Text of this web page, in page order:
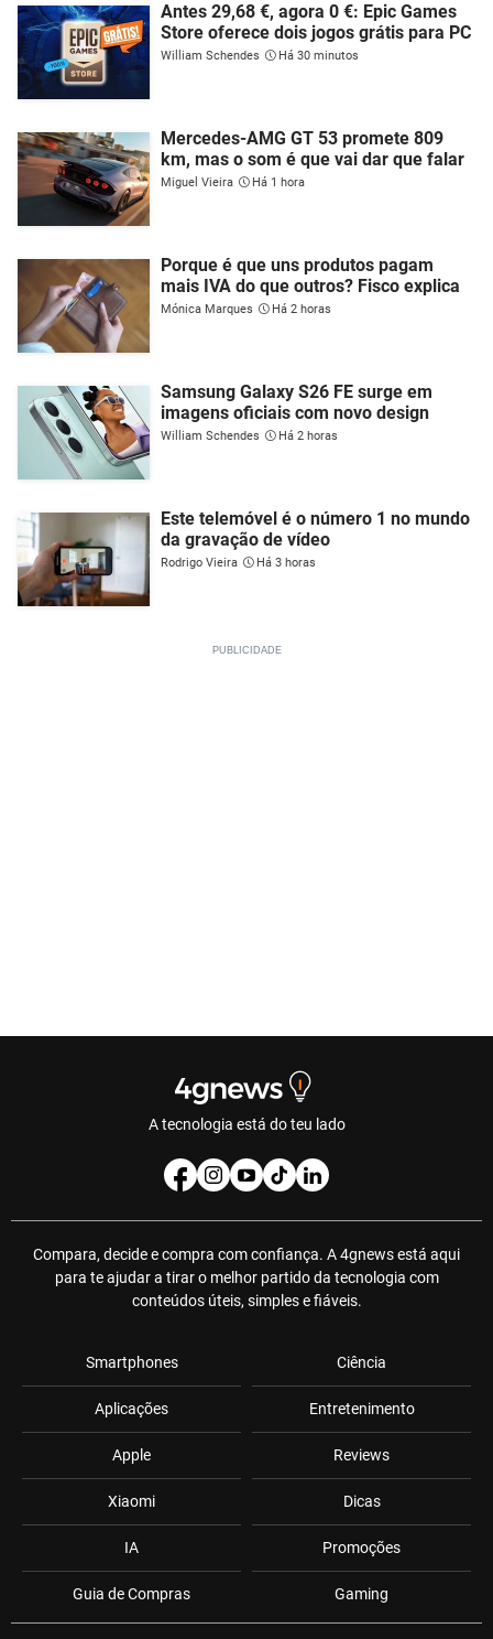
Antes 29,68 €, agora 0 €: Epic Games
Store oferece dois jogos grátis para PC
William Schendes Há 30 minutos
Mercedes-AMG GT 53 promete 809
km, mas o som é que vai dar que falar
Miguel Vieira Há 1 hora
Porque é que uns produtos pagam
mais IVA do que outros? Fisco explica
Mónica Marques Há 2 horas
Samsung Galaxy S26 FE surge em
imagens oficiais com novo design
William Schendes Há 2 horas
Este telemóvel é o número 1 no mundo
da gravação de vídeo
Rodrigo Vieira Há 3 horas
A tecnologia está do teu lado
Compara, decide e compra com confiança. A 4gnews está aqui
para te ajudar a tirar o melhor partido da tecnologia com
conteúdos úteis, simples e fiáveis.
Smartphones
Aplicações
Apple
Xiaomi
IA
Guia de Compras
Ciência
Entretenimento
Reviews
Dicas
Promoções
Gaming